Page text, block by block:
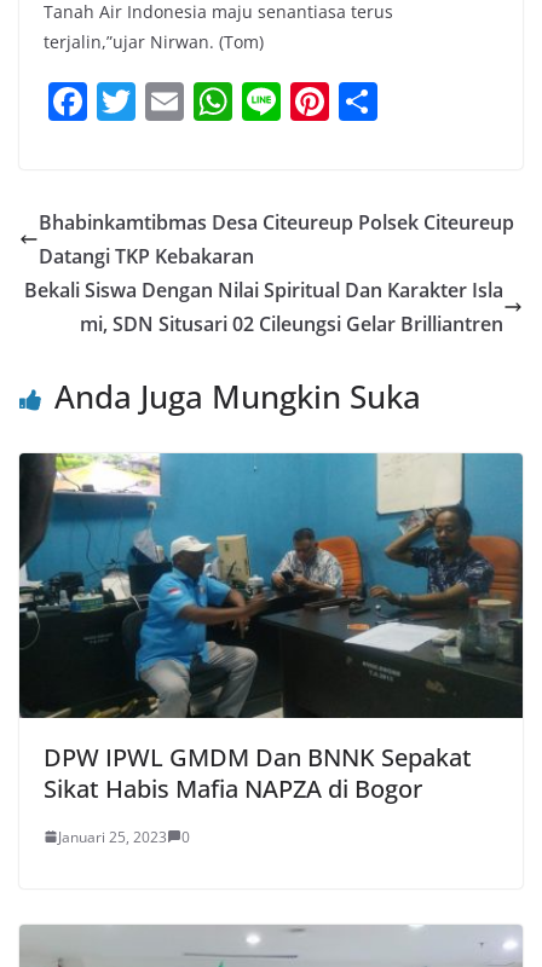
Tanah Air Indonesia maju senantiasa terus
terjalin,”ujar Nirwan. (Tom)
F
e
b
o
o
T
er
E
l
W
s
A
p
p
Li Pi
e e
Bhabinkamtibmas Desa Citeureup Polsek Citeureup
Datangi TKP Kebakaran
Bekali Siswa Dengan Nilai Spiritual Dan Karakter Isla
mi, SDN Situsari 02 Cileungsi Gelar Brilliantren
Anda Juga Mungkin Suka
DPW IPWL GMDM Dan BNNK Sepakat
Sikat Habis Mafia NAPZA di Bogor
Januari 25, 2023 0